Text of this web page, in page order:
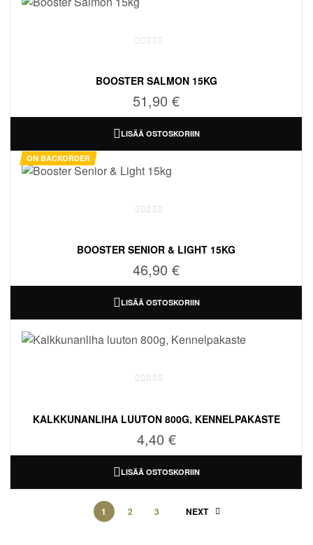
BOOSTER SALMON 15KG
51,90 €
LISÄÄ OSTOSKORIIN
ON BACKORDER
BOOSTER SENIOR & LIGHT 15KG
46,90 €
LISÄÄ OSTOSKORIIN
KALKKUNANLIHA LUUTON 800G, KENNELPAKASTE
4,40 €
LISÄÄ OSTOSKORIIN
1 2 3 NEXT